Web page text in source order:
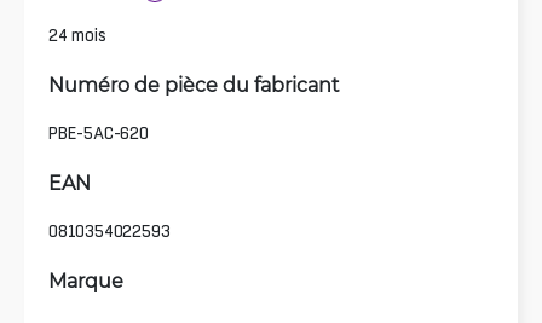
24 mois
Numéro de pièce du fabricant
PBE-5AC-620
EAN
0810354022593
Marque